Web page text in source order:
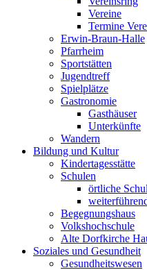
Vereine
Termine
Erwin-Braun-Halle
Pfarrheim
Sportstätten
Jugendtreff
Spielplätze
Gastronomie
Gasthäuser
Unterkünfte
Wandern
Bildung und Kultur
Kindertagesstätte
Schulen
örtliche
Begegnungshaus
Volkshochschule
Alte Dorfkirche
Soziales und Gesundheit
Gesundheitswesen